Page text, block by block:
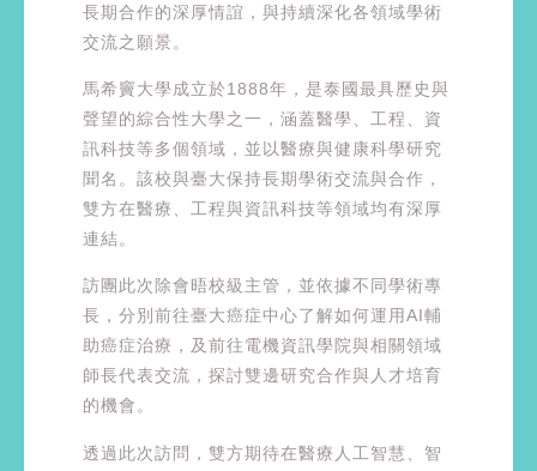
長期合作的深厚情誼，與持續深化各領域學術
交流之願景。
馬希竇大學成立於1888年，是泰國最具歷史與
聲望的綜合性大學之一，涵蓋醫學、工程、資
訊科技等多個領域，並以醫療與健康科學研究
聞名。該校與臺大保持長期學術交流與合作，
雙方在醫療、工程與資訊科技等領域均有深厚
連結。
訪團此次除會晤校級主管，並依據不同學術專
長，分別前往臺大癌症中心了解如何運用AI輔
助癌症治療，及前往電機資訊學院與相關領域
師長代表交流，探討雙邊研究合作與人才培育
的機會。
透過此次訪問，雙方期待在醫療人工智慧、智